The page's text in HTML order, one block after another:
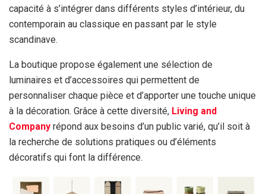
capacité à s’intégrer dans différents styles d’intérieur, du
contemporain au classique en passant par le style
scandinave.
La boutique propose également une sélection de
luminaires et d’accessoires qui permettent de
personnaliser chaque pièce et d’apporter une touche unique
à la décoration. Grâce à cette diversité, Living and
Company répond aux besoins d’un public varié, qu’il soit à
la recherche de solutions pratiques ou d’éléments
décoratifs qui font la différence.